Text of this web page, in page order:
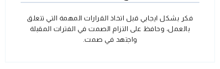
فكر بشكل ايجابي قبل اتخاذ القرارات المهمة التي تتعلق
بالعمل، وحافظ على التزام الصمت في الفترات المقبلة
واجتهد في صمت.